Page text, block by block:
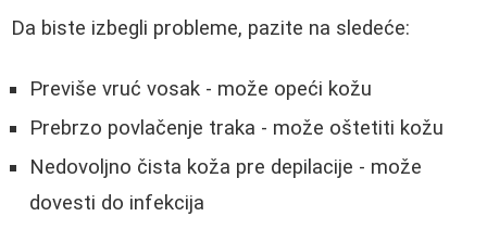
Da biste izbegli probleme, pazite na sledeće:
Previše vruć vosak - može opeći kožu
Prebrzo povlačenje traka - može oštetiti kožu
Nedovoljno čista koža pre depilacije - može
dovesti do infekcija